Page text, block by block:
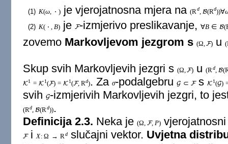
(1) K(ω ⋅ )je vjerojatnosna mjera na (Rd, B(Rd))∀
(2) K( ⋅ B)je F-izmjerivo preslikavanje, ∀B ∈ B(
zovemo Markovljevom jezgrom s (Ω F) u(
Skup svih Markovljevih jezgri s (Ω F) u(Rd B(
K1 = K1(F) = K1(F, Rd). Zaσ-podalgebruG ⊂ FsK1(G)
svih G-izmjerivih Markovljevih jezgri, to
(Rd B(Rd)).
Definicija 2.3. Neka je(Ω F, P)
Fi X: Ω → Rdslučajni vektor. Uvjetna